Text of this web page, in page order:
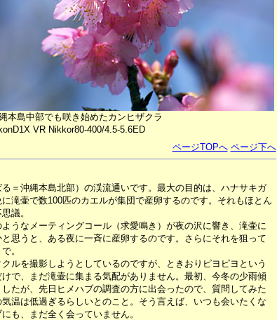
本島中部でも咲き始めたカンヒザクラ
VR Nikkor80-400/4.5-5.6ED
ページTOPへ ページ下へ
＝沖縄本島北部）の渓流通いです。最大の目的は、ハナサキガ
滝壷で数100匹のカエルが集団で産卵するのです。それもほとん
議。
うなメーティングコール（求愛鳴き）が夜の沢に響き、滝壷に
思うと、ある夜に一斉に産卵するのです。さらにそれを狙って
。
ルを撮影しようとしているのですが、ときおりピヨピヨという
で、まだ滝壷に集まる気配がありません。最初、今冬の少雨傾
たが、先日ヒメハブの調査の方に出会ったので、質問してみた
温は低過ぎるらしいとのこと。そう言えば、いつも会いたくな
も、まだ全く会っていません。